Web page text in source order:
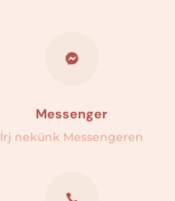

Messenger
Írj nekünk Messengeren